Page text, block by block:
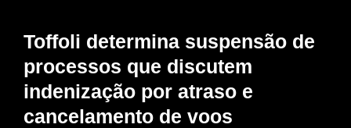
Toffoli determina suspensão de
processos que discutem
indenização por atraso e
cancelamento de voos